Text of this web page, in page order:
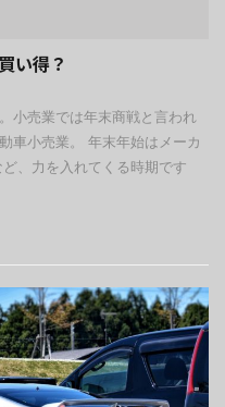
い得？
小売業では年末商戦と言われ
車小売業。 年末年始はメーカ
、力を入れてくる時期です